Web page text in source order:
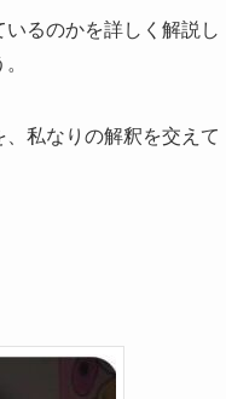
るのかを詳しく解説し
私なりの解釈を交えて